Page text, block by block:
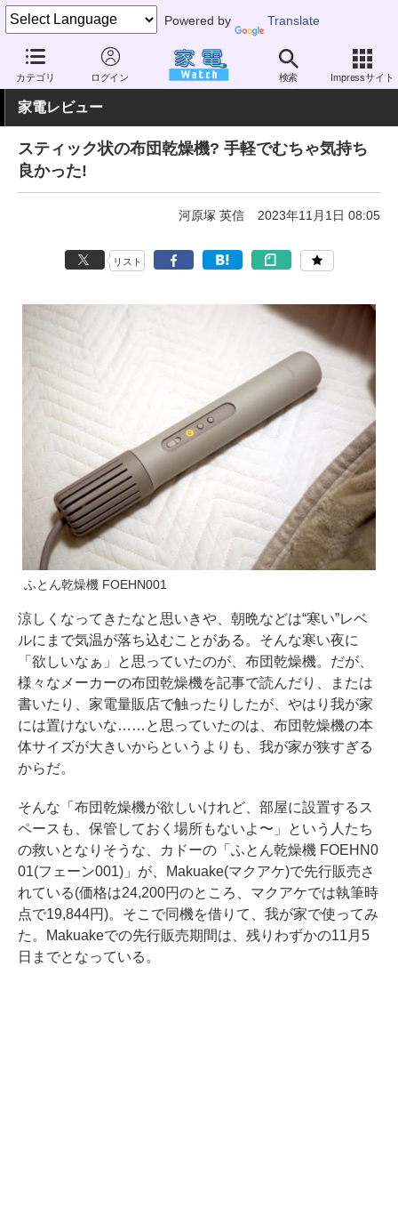
Powered by Translate
カテゴリ ログイン 検索 Impressサイト
家電 Watch 生活家電 家事家電 布団乾燥機
家電レビュー
スティック状の布団乾燥機? 手軽でむちゃ気持ち
良かった!
河原塚 英信 2023年11月1日 08:05
リスト
ふとん乾燥機 FOEHN001
涼しくなってきたなと思いきや、朝晩などは“寒い”レベ
ルにまで気温が落ち込むことがある。そんな寒い夜に
「欲しいなぁ」と思っていたのが、布団乾燥機。だが、
様々なメーカーの布団乾燥機を記事で読んだり、または
書いたり、家電量販店で触ったりしたが、やはり我が家
には置けないな……と思っていたのは、布団乾燥機の本
体サイズが大きいからというよりも、我が家が狭すぎる
からだ。
そんな「布団乾燥機が欲しいけれど、部屋に設置するス
ペースも、保管しておく場所もないよ〜」という人たち
の救いとなりそうな、カドーの「ふとん乾燥機 FOEHN0
01(フェーン001)」が、Makuake(マクアケ)で先行販売さ
れている(価格は24,200円のところ、マクアケでは執筆時
点で19,844円)。そこで同機を借りて、我が家で使ってみ
た。Makuakeでの先行販売期間は、残りわずかの11月5
日までとなっている。